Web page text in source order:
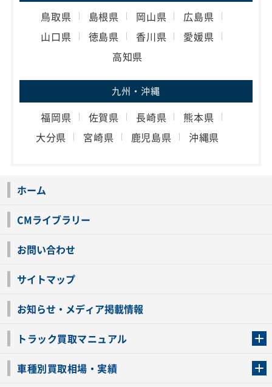
鳥取県 島根県 岡山県
広島県
山口県
徳島県 香川県
愛媛県
高知県
九州・沖縄
福岡県 佐賀県 長崎県
熊本県
大分県
宮崎県 鹿児島県 沖縄県
ホーム
CMライブラリー
お問い合わせ
サイトマップ
お知らせ・メディア掲載情報
トラック買取マニュアル
車種別買取相場・実績